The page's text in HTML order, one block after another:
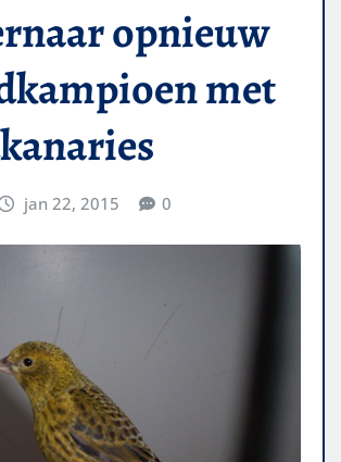
opnieuw
met
jan 22, 2015 0